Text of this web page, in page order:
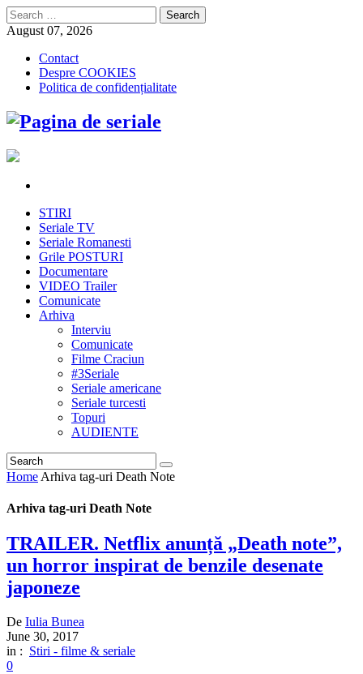
Search
for:
August 07, 2026
Contact
Despre COOKIES
Politica de confidențialitate
STIRI
Seriale TV
Seriale Romanesti
Grile POSTURI
Documentare
VIDEO Trailer
Comunicate
Arhiva
Interviu
Comunicate
Filme Craciun
#3Seriale
Seriale americane
Seriale turcesti
Topuri
AUDIENTE
Home Arhiva tag-uri Death Note
Arhiva tag-uri Death Note
TRAILER. Netflix anunță „Death note”,
un horror inspirat de benzile desenate
japoneze
De Iulia Bunea
June 30, 2017
in : Stiri - filme & seriale
0